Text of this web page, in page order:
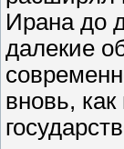
Ирана до
далекие
вновь,